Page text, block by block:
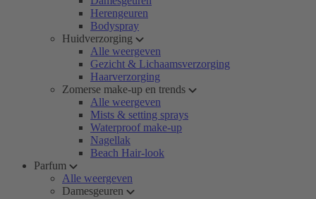
Herengeuren
Bodyspray
Huidverzorging
Alle weergeven
Gezicht & Lichaamsverzorging
Haarverzorging
Zomerse make-up en trends
Alle weergeven
Mists & setting sprays
Waterproof make-up
Nagellak
Beach Hair-look
Parfum
Alle weergeven
Damesgeuren